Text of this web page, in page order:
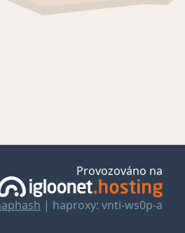
Provozováno na
| haproxy: vnti-ws0p-a